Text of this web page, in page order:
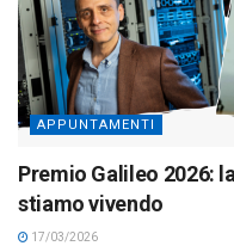
APPUNTAMENTI
Premio Galileo 2026:
stiamo vivendo
17/03/2026